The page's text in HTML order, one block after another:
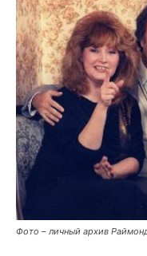
Фото – личный архив